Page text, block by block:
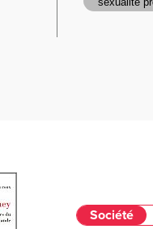
Société